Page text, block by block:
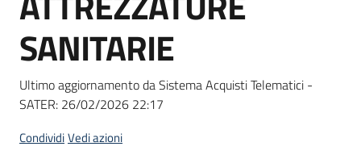
Piattaforme
telematiche
SANITARIE
Ultimo aggiornamento da Sistema Acquisti Telematici -
SATER: 26/02/2026 22:17
CondividiVedi azioni